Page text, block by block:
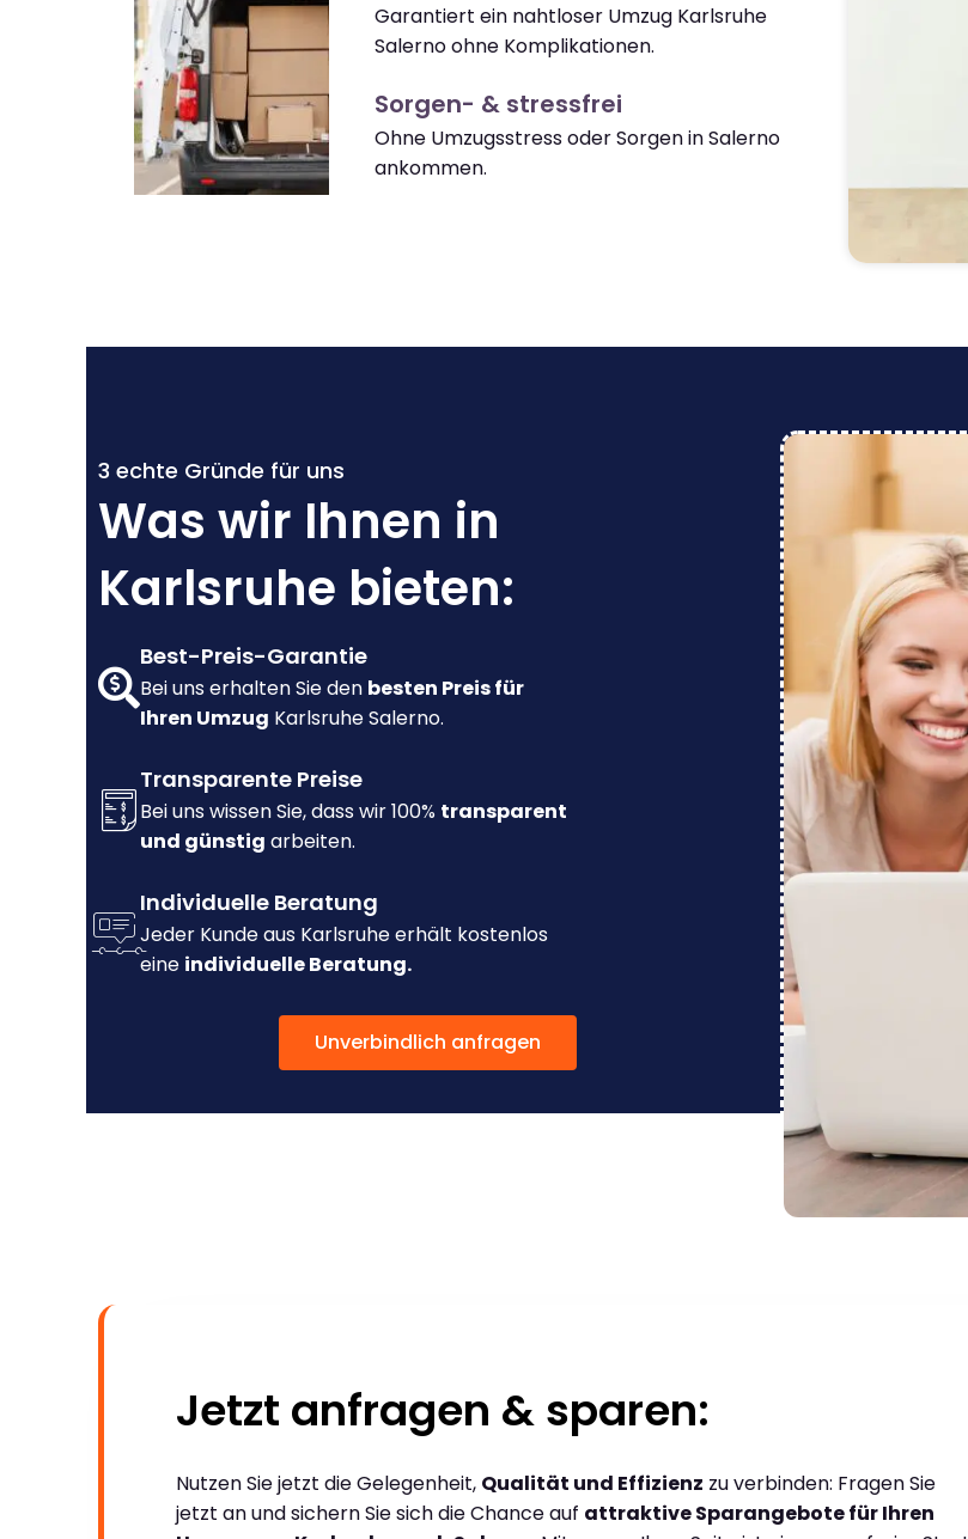
Garantiert ein nahtloser Umzug Karlsruhe
Salerno ohne Komplikationen.
Sorgen- & stressfrei
Ohne Umzugsstress oder Sorgen in Salerno
ankommen.
3 echte Gründe für uns
Was wir Ihnen in
Karlsruhe bieten:
Best-Preis-Garantie
Bei uns erhalten Sie den besten Preis für
Ihren Umzug Karlsruhe Salerno.
Transparente Preise
Bei uns wissen Sie, dass wir 100% transparent
und günstig arbeiten.
Individuelle Beratung
Jeder Kunde aus Karlsruhe erhält kostenlos
eine individuelle Beratung.
Unverbindlich anfragen
Jetzt anfragen & sparen:
Nutzen Sie jetzt die Gelegenheit, Qualität und Effizienz zu verbinden: Fragen Sie
jetzt an und sichern Sie sich die Chance auf attraktive Sparangebote für Ihren